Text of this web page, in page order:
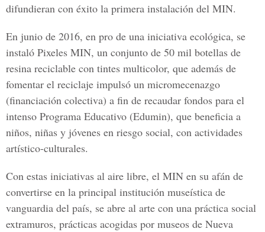
difundieran con éxito la primera instalación del MIN.
En junio de 2016, en pro de una iniciativa ecológica, se
instaló Pixeles MIN, un conjunto de 50 mil botellas de
resina reciclable con tintes multicolor, que además de
fomentar el reciclaje impulsó un micromecenazgo
(financiación colectiva) a fin de recaudar fondos para el
intenso Programa Educativo (Edumin), que beneficia a
niños, niñas y jóvenes en riesgo social, con actividades
artístico-culturales.
Con estas iniciativas al aire libre, el MIN en su afán de
convertirse en la principal institución museística de
vanguardia del país, se abre al arte con una práctica social
extramuros, prácticas acogidas por museos de Nueva